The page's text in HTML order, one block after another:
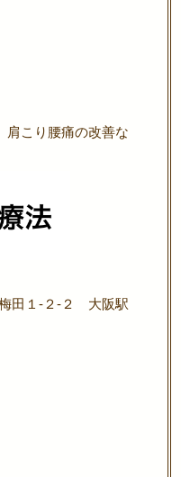
肩こり腰痛の改善な
田１-２-２ 大阪駅